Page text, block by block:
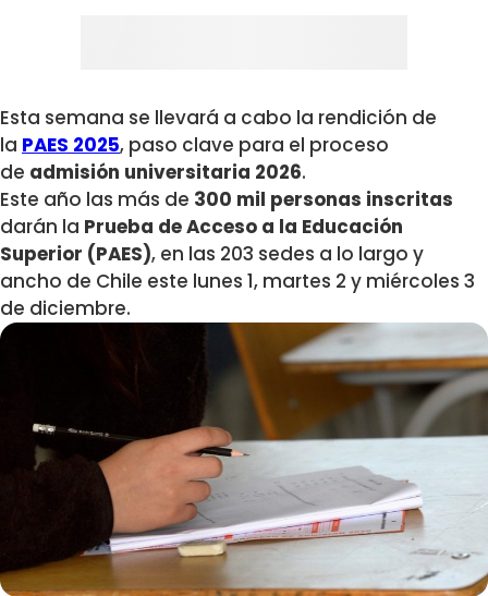
Esta semana se llevará a cabo la rendición de
la PAES 2025, paso clave para el proceso
de admisión universitaria 2026.
Este año las más de 300 mil personas inscritas
darán la Prueba de Acceso a la Educación
Superior (PAES), en las 203 sedes a lo largo y
ancho de Chile este lunes 1, martes 2 y miércoles 3
de diciembre.